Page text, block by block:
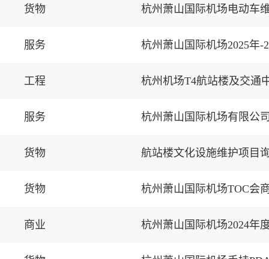
货物 杭州萧山国际机场电动车
服务 杭州萧山国际机场2025年-
工程 杭州机场T4航站楼及交通
服务 杭州萧山国际机场有限公
货物 航站楼文化设施维护项目
货物 杭州萧山国际机场TOC会
商业 杭州萧山国际机场2024年